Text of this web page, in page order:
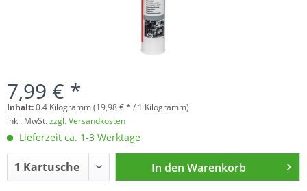
7,99 € *
Inhalt:0.4 Kilogramm (19,98 € * / 1 Kilogramm)
inkl. MwSt.zzgl. Versandkosten
Lieferzeit ca. 1-3 Werktage
In den Warenkorb